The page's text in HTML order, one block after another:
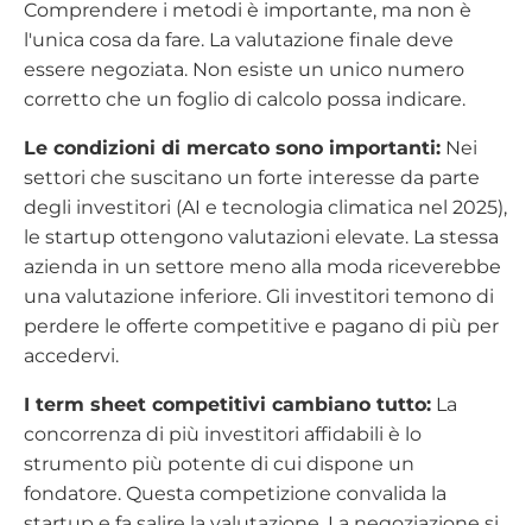
Comprendere i metodi è importante, ma non è
l'unica cosa da fare. La valutazione finale deve
essere negoziata. Non esiste un unico numero
corretto che un foglio di calcolo possa indicare.
Le condizioni di mercato sono importanti: Nei
settori che suscitano un forte interesse da parte
degli investitori (AI e tecnologia climatica nel 2025),
le startup ottengono valutazioni elevate. La stessa
azienda in un settore meno alla moda riceverebbe
una valutazione inferiore. Gli investitori temono di
perdere le offerte competitive e pagano di più per
accedervi.
I term sheet competitivi cambiano tutto: La
concorrenza di più investitori affidabili è lo
strumento più potente di cui dispone un
fondatore. Questa competizione convalida la